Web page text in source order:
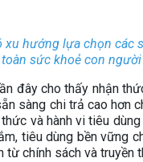
hướng lựa chọn các
sức khoẻ con
đây cho thấy nhận
sàng chi trả cao hơn
và hành vi tiêu
tiêu dùng bền vững
chính sách và truyền